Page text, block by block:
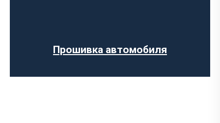
Прошивка автомобиля
Программное отключение датчика NOX
Компьютерная диагностика авто